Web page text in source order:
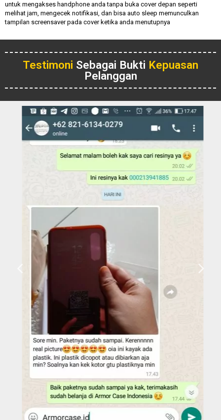
untuk mengakses handphone anda tanpa buka cover depan seperti
melihat jam, mengecek notifikasi, dan bisa auto sleep memunculkan
tampilan screensaver pada cover ketika anda menutupnya
Testimoni Sebagai Bukti Kepuasan
Pelanggan